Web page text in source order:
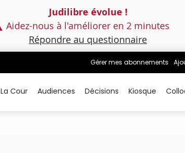
Judilibre évolue !
Aidez-nous à l'améliorer en 2 minutes
Répondre au questionnaire
Gérer mes abonnements
La Cour Audiences Décisions Kiosque